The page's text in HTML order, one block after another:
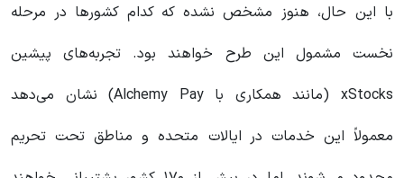
با این حال، هنوز مشخص نشده که کدام کشورها در مرحله
نخست مشمول این طرح خواهند بود. تجربه‌های پیشین
xStocks (مانند همکاری با Alchemy Pay) نشان می‌دهد
معمولاً این خدمات در ایالات متحده و مناطق تحت تحریم